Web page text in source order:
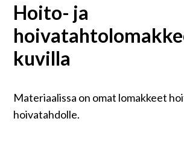
Tietoa
Materiaalit
Saavutettavuus
Hoito- ja
kuvilla
Materiaalissa on omat lomakkeet
hoivatahdolle.